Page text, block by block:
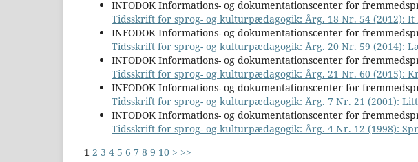
INFODOK Informations- og dokumentationscenter for
Tidsskrift for sprog- og kulturpædagogik: Årg. 18 Nr. 54 (2012): It
INFODOK Informations- og dokumentationscenter for
Tidsskrift for sprog- og kulturpædagogik: Årg. 20 Nr. 59 (2014):
INFODOK Informations- og dokumentationscenter for
Tidsskrift for sprog- og kulturpædagogik: Årg. 21 Nr. 60 (2015):
INFODOK Informations- og dokumentationscenter for
Tidsskrift for sprog- og kulturpædagogik: Årg. 7 Nr. 21 (2001):
INFODOK Informations- og dokumentationscenter for
Tidsskrift for sprog- og kulturpædagogik: Årg. 4 Nr. 12 (1998):
1 2 3 4 5 6 7 8 9 10 > >>